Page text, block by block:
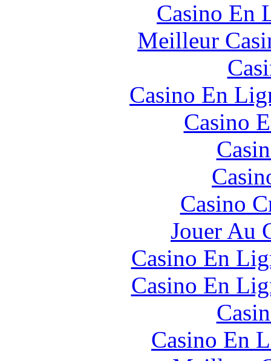
Casino En
Meilleur
Casino En
Casino
Casino
Jouer Au
Casino En
Casino En
Casino En